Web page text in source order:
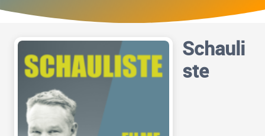
Schauli
ste